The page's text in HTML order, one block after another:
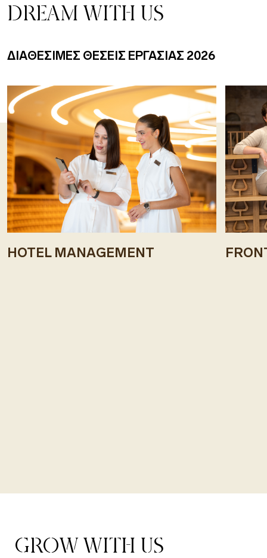
DREAM WITH US
ΔΙΑΘΕΣΙΜΕΣ ΘΕΣΕΙΣ ΕΡΓΑΣΙΑΣ 2026
HOTEL MANAGEMENT
GROW WITH US